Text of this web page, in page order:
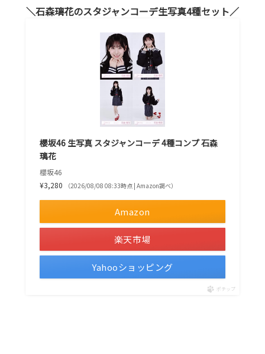
石森璃花のスタジャンコーデ生写真4種セット
櫻坂46 生写真 スタジャンコーデ 4種コンプ 石森
璃花
櫻坂46
¥3,280
（2026/08/08 08:33時点 | Amazon調べ）
Amazon
楽天市場
Yahooショッピング
ポチップ